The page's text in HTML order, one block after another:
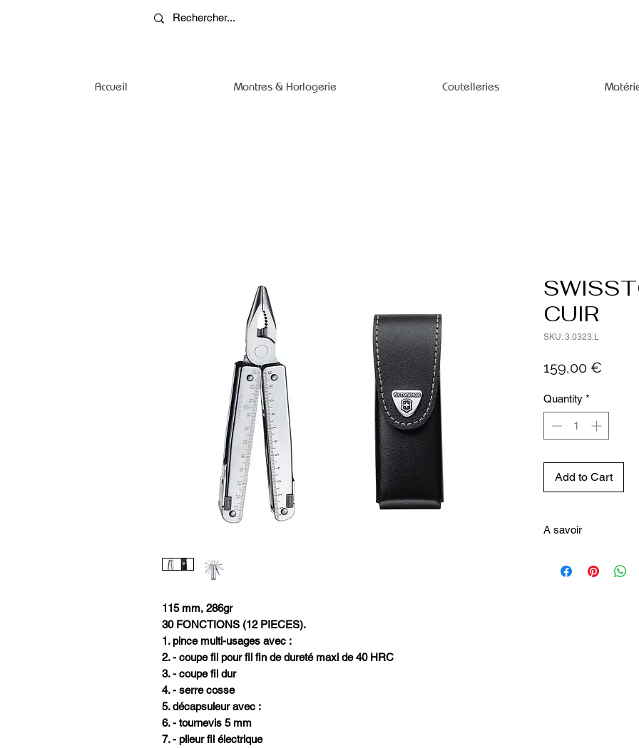
Accueil Montres & Horlogerie Coutelleries
115 mm, 286gr
30 FONCTIONS (12 PIECES).
1. pince multi-usages avec :
2. - coupe fil pour fil fin de dureté maxi de 40 HRC
3. - coupe fil dur
4. - serre cosse
5. décapsuleur avec :
6. - tournevis 5 mm
7. - plieur fil électrique
CUIR
SKU: 3.0323.L
159,00 €
Quantity *
Add to Cart
A savoir
qu'il soit nécessaire,